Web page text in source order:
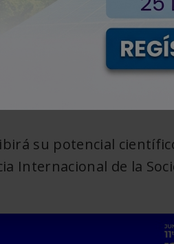
en MESIC
su potencial
Internacional de la